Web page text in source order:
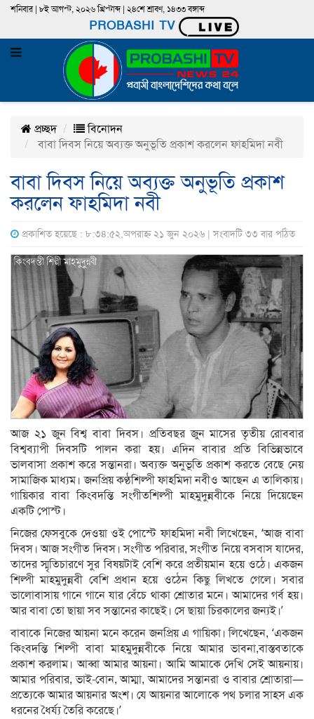
শনিবার | ৮ই আগস্ট, ২০২৬ খ্রিস্টাব্দ | ২৪শে শ্রাবণ, ১৪৩৩ বঙ্গাব্দ
PROBASHI TV
প্রচ্ছদ
বিনোদন
বাবা দিবস নিয়ে অব্যক্ত অনুভূতি প্রকাশ করলেন ফাহমিদা নবী
বাবা দিবস নিয়ে অব্যক্ত অনুভূতি প্রকাশ
করলেন ফাহমিদা নবী
প্রকাশিত হয়েছে : ৮:৩৪:৫২,অপরাহ্ন ২১ জুন ২০২৬ | সংবাদটি ৩৩ বার পঠিত
আজ ২১ জুন বিশ্ব বাবা দিবস। প্রতিবছর জুন মাসের তৃতীয় রোববার
বিশ্বব্যাপী দিবসটি পালন করা হয়। এদিন বাবার প্রতি বিভিন্নভাবে
ভালবাসা প্রকাশ করে সন্তানরা। অব্যক্ত অনুভূতি প্রকাশ করতে বেছে নেয়
সামাজিক মাধ্যম। জনপ্রিয় কণ্ঠশিল্পী ফাহমিদা নবীও আছেন এ তালিকায়।
গায়িকার বাবা কিংবদন্তি সংগীতশিল্পী মাহমুদুন্নবীকে নিয়ে দিয়েছেন
একটি পোস্ট।
নিজের ফেসবুকে দেওয়া ওই পোস্টে ফাহমিদা নবী লিখেছেন, ‘আজ বাবা
দিবস। আজ সংগীত দিবস। সংগীত পরিবার, সংগীত নিয়ে বসবাস যাদের,
তাদের স্মৃতিচারণে সুর বিষয়টাই বেশি করে প্রতীয়মান হয়ে ওঠে। একজন
শিল্পী মাহমুদুন্নবী বেশি প্রধান হয়ে ওঠেন কিছু লিখতে গেলে। সবার
ভালোবাসায় গানে গানে যার বেঁচে থাকা শ্রোতার মনে। আমাদের গর্ব হয়।
আর বাবা তো ছায়া সব সন্তানের কাছেই। সে ছায়া চিরকালের জন‍্যই।’
বাবাকে নিজের আয়না মনে করেন জনপ্রিয় এ গায়িকা। লিখেছেন, ‘একজন
কিংবদন্তি শিল্পী বাবা মাহমুদুন্নবীকে নিয়ে আমার ভাবনা,বাস্তবতাকে
প্রকাশ করলাম। আব্বা আমার আয়না। আমি আমাকে দেখি সেই আয়নায়।
আমার পরিবার, ভাই-বোন, আম্মা, আমাদের সন্তানরা ও বাবার শ্রোতারা—
প্রত্যেকে আমার আয়নার অংশ। যে আয়নার আলোকে পথ চলার সাহস এক
ধরনের ধৈর্য্য তৈরি করেছে।’